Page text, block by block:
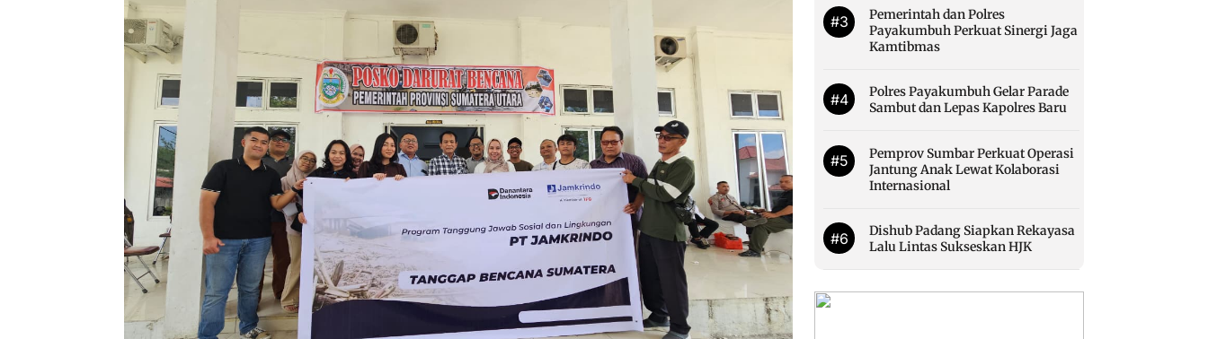
#3
Pemerintah dan Polres
Payakumbuh Perkuat Sinergi Jaga
Kamtibmas
#4
Polres Payakumbuh Gelar Parade
Sambut dan Lepas Kapolres Baru
#5
Pemprov Sumbar Perkuat Operasi
Jantung Anak Lewat Kolaborasi
Internasional
#6
Dishub Padang Siapkan Rekayasa
Lalu Lintas Sukseskan HJK